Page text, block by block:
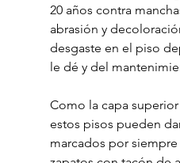
20 años contra
abrasión y
desgaste en el piso
le dé y del
Como la capa
estos pisos pueden
marcados por